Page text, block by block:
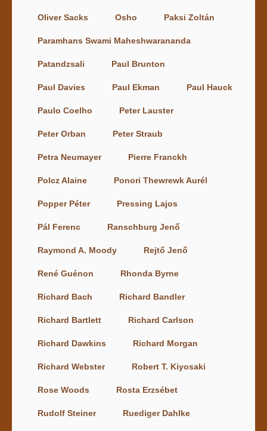
Oliver Sacks Osho Paksi Zoltán
Paramhans Swami Maheshwarananda
Patandzsali Paul Brunton
Paul Davies Paul Ekman Paul Hauck
Paulo Coelho Peter Lauster
Peter Orban Peter Straub
Petra Neumayer Pierre Franckh
Polcz Alaine Ponori Thewrewk Aurél
Popper Péter Pressing Lajos
Pál Ferenc Ranschburg Jenő
Raymond A. Moody Rejtő Jenő
René Guénon Rhonda Byrne
Richard Bach Richard Bandler
Richard Bartlett Richard Carlson
Richard Dawkins Richard Morgan
Richard Webster Robert T. Kiyosaki
Rose Woods Rosta Erzsébet
Rudolf Steiner Ruediger Dahlke